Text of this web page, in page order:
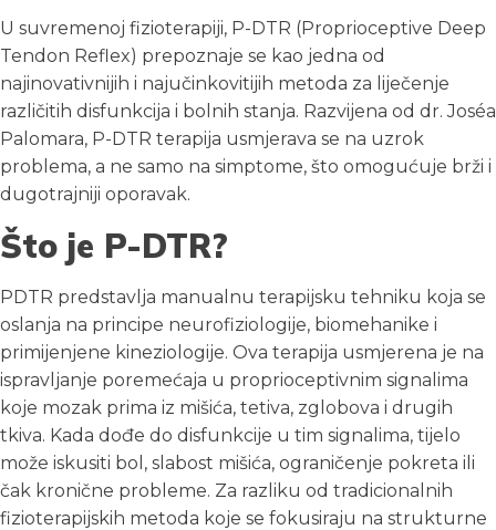
U suvremenoj fizioterapiji, P-DTR (Proprioceptive Deep
Tendon Reflex) prepoznaje se kao jedna od
najinovativnijih i najučinkovitijih metoda za liječenje
različitih disfunkcija i bolnih stanja. Razvijena od dr. Joséa
Palomara, P-DTR terapija usmjerava se na uzrok
problema, a ne samo na simptome, što omogućuje brži i
dugotrajniji oporavak.
Što je P-DTR?
PDTR predstavlja manualnu terapijsku tehniku koja se
oslanja na principe neurofiziologije, biomehanike i
primijenjene kineziologije. Ova terapija usmjerena je na
ispravljanje poremećaja u proprioceptivnim signalima
koje mozak prima iz mišića, tetiva, zglobova i drugih
tkiva. Kada dođe do disfunkcije u tim signalima, tijelo
može iskusiti bol, slabost mišića, ograničenje pokreta ili
čak kronične probleme. Za razliku od tradicionalnih
fizioterapijskih metoda koje se fokusiraju na strukturne